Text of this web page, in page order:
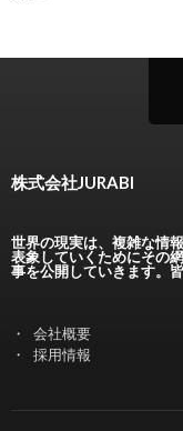
株式会社JURABI
世界の現実は、複雑な情
表象していくためにその
事を公開していきます。
会社概要
採用情報